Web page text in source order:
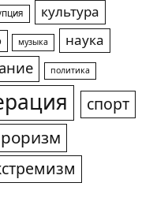
культура
музыка
наука
политика
спорт